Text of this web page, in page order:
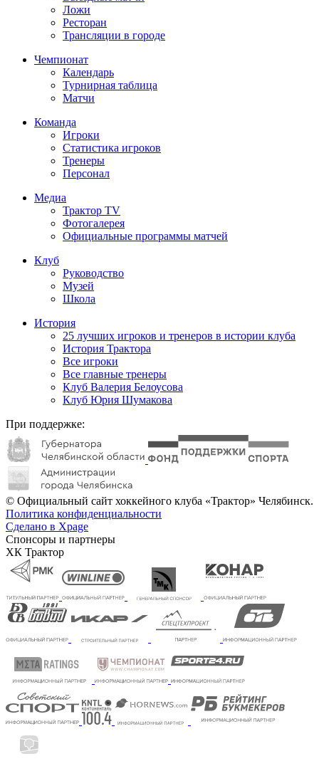
Ложи
Ресторан
Трансляции в городе
Чемпионат
Календарь
Турнирная таблица
Матчи
Команда
Игроки
Статистика игроков
Тренеры
Персонал
Медиа
Трактор TV
Фотогалерея
Официальные программы матчей
Клуб
Руководство
Музей
Школа
История
25 лучших игроков и тренеров в истории клуба
История Трактора
Все игроки
Все главные тренеры
Клуб Валерия Белоусова
Клуб Юрия Шумакова
При поддержке:
© Официальный сайт хоккейного клуба «Трактор» Челябинск.
Политика конфиденциальности
Сделано в Xpage
Спонсоры и партнеры
ХК Трактор